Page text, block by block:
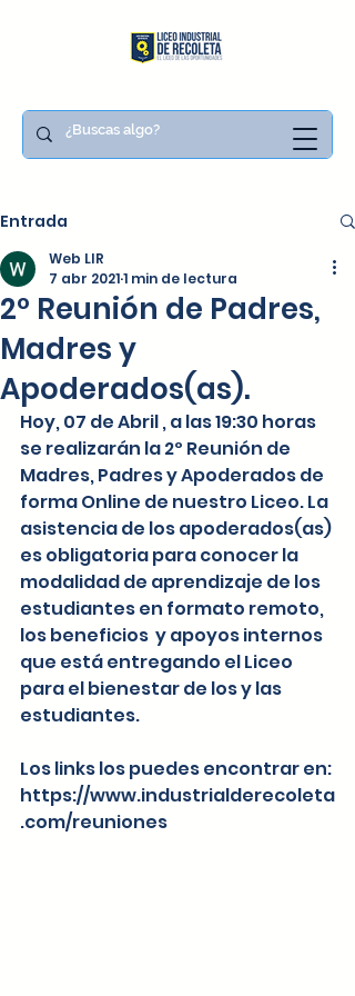
Entrada
2º Reunión de Padres,
Madres y
Apoderados(as).
Web LIR
7 abr 20211 min de lectura
Hoy, 07 de Abril , a las 19:30 horas
se realizarán la 2º Reunión de
Madres, Padres y Apoderados de
forma Online de nuestro Liceo. La
asistencia de los apoderados(as)
es obligatoria para conocer la
modalidad de aprendizaje de los
estudiantes en formato remoto,
los beneficios  y apoyos internos
que está entregando el Liceo
para el bienestar de los y las
estudiantes.
Los links los puedes encontrar en:
https://www.industrialderecoleta
.com/reuniones